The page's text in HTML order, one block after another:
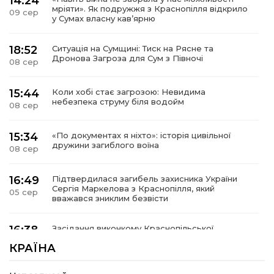
09 сер
мріяти». Як подружжя з Краснопілля відкрило
у Сумах власну кав’ярню
18:52
08 сер
Ситуація на Сумщині: Тиск на Рясне та
Дронова Загроза для Сум з Півночі
15:44
08 сер
Коли хобі стає загрозою: Невидима
небезпека струму біля водойм
15:34
08 сер
«По документах я ніхто»: історія цивільної
дружини загиблого воїна
16:49
05 сер
Підтвердилася загибель захисника України
Сергія Маркелова з Краснопілля, який
вважався зниклим безвісти
16:38
05 сер
Засідання виконкому Краснопільської
знищене житло та соціальний захист дітей
КРАЇНА